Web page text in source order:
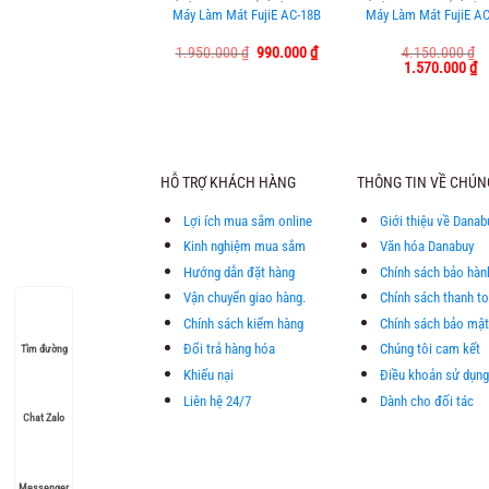
Máy Làm Mát FujiE AC-18B
1.950.000₫ Giá
990.000₫Giá
Máy Làm Mát FujiE
4.150.000₫
Giá
1.570.000₫Giá
HỖ TRỢ KHÁCH HÀNG
Lợi ích mua sắm online
Kinh nghiệm mua sắm
Hướng dẫn đặt hàng
Vận chuyển giao hàng.
Chính sách kiểm hàng
Đổi trả hàng hóa
Khiếu nại
Liên hệ 24/7
THÔNG TIN VỀ
Giới thiệu về
Văn hóa Danabuy
Chính sách bảo
Chính sách thanh
Chính sách bảo mật
Chúng tôi cam kết
Điều khoản sử dụng
Dành cho đối tác
Tìm đường
Chat Zalo